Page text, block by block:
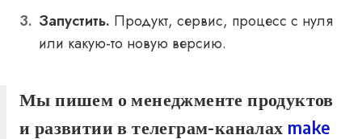
Запустить. Продукт, сервис, процесс с нуля
или какую-то новую версию.
Мы пишем о менеджменте продуктов
и развитии в телеграм-каналах make